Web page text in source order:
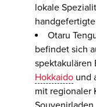
lokale
Otaru
befindet sich
spektakulären
Hokkaidound
mit regionaler